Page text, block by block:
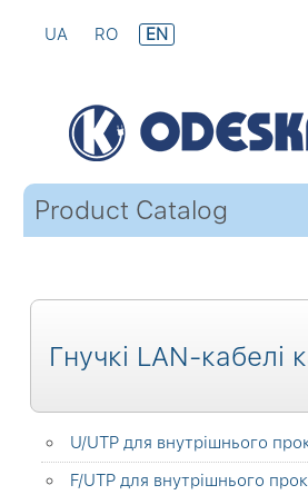
UA RO EN
Product Catalog
Гнучкі LAN-кабелі
U/UTP для внутрішнього
F/UTP для внутрішнього